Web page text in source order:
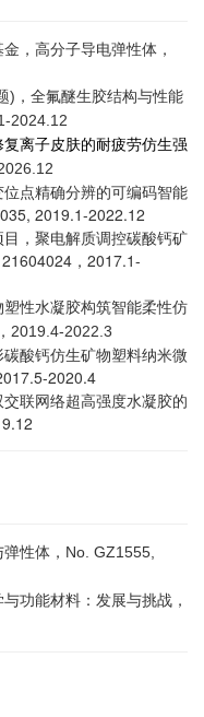
，高分子导电弹性体，
)，全氟醚生胶结构与性能
2024.12
复离子皮肤的耐疲劳仿生强
点精确分辨的可编码智能
2019.1-2022.12​
，聚电解质调控碳酸钙矿
，2017.1-
性水凝胶构筑智能柔性仿
2019.4-2022.3
酸钙仿生矿物塑料纳米微
2020.4
联网络超高强度水凝胶的
性体，No. GZ1555,
功能材料：发展与挑战，